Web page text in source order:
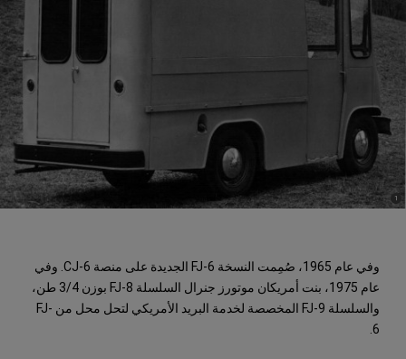
وفي عام 1965، صُمِمت النسخة FJ-6 الجديدة على منصة CJ-6. وفي
عام 1975، بنت أمريكان موتورز جنرال السلسلة FJ-8 بوزن 3/4 طن،
والسلسلة FJ-9 المخصصة لخدمة البريد الأمريكي لتحل محل من FJ-
6.
Disclosure
1